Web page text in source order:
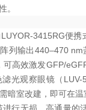
。
LUYOR-3415RG便携
列输出440–470
高效激发GFP/
光观察眼镜（LUV-
暗室改建，即可在